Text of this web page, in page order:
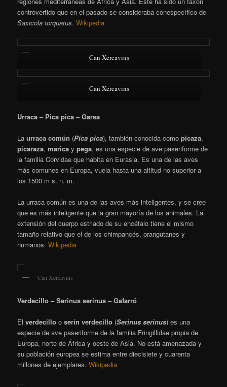
controvertido que en el pasado se consideraba conespecífico de
Saxicola torquatus.Wikipedia
Can Xercavins
Can Xercavins
Urraca – Pica pica – Garsa
Laurraca común (Pica pica), también conocida comopicaza,
picaraza,marica ypega,​ es una especie de ave paseriforme de
la familia Corvidae que habita en Eurasia. Es una de las aves
más comunes en Europa, vuela hasta una altitud no superior a
los 1500 m s. n. m.
La urraca común es una de las aves más inteligentes, y se cree
que es más inteligente que la gran mayoría de los animales. La
extensión del cuerpo estriado de su encéfalo tiene el mismo
tamaño relativo que el de los chimpancés, orangutanes y
humanos.Wikipedia
Can Xercavins
Verdecillo – Serinus serinus – Gafarró
Elverdecillo oserín verdecillo (Serinus serinus) es una
especie de ave paseriforme de la familia Fringillidae propia de
Europa, norte de África y oeste de Asia. No está amenazada y
su población europea se estima entre diecisiete y cuarenta
millones de ejemplares.Wikipedia